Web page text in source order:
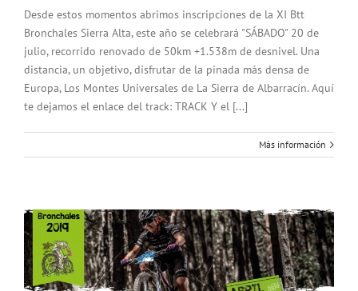
Desde estos momentos abrimos inscripciones de la XI Btt
Bronchales Sierra Alta, este año se celebrará "SÁBADO" 20 de
julio, recorrido renovado de 50km +1.538m de desnivel. Una
distancia, un objetivo, disfrutar de la pinada más densa de
Europa, Los Montes Universales de La Sierra de Albarracín. Aquí
te dejamos el enlace del track: TRACK Y el [...]
Más información